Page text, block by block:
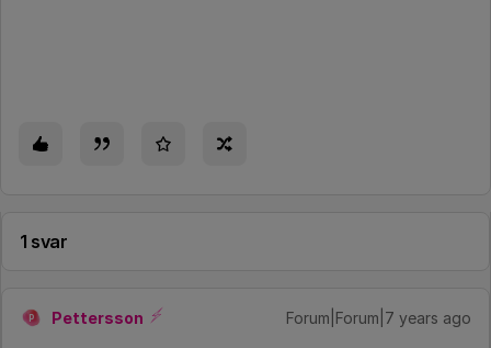
1 svar
P Pettersson Forum|Forum|7 years ago